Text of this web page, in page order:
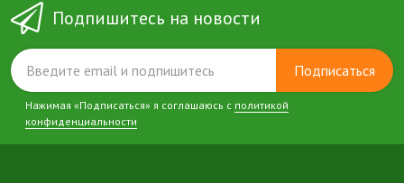
Подпишитесь на новости
Подписаться
Нажимая «Подписаться» я соглашаюсь с политикой
конфиденциальности